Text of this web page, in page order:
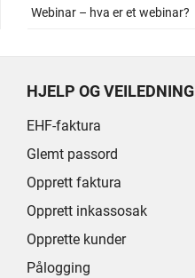
Webinar – hva er et webinar?
HJELP OG VEILEDNING
EHF-faktura
Glemt passord
Opprett faktura
Opprett inkassosak
Opprette kunder
Pålogging